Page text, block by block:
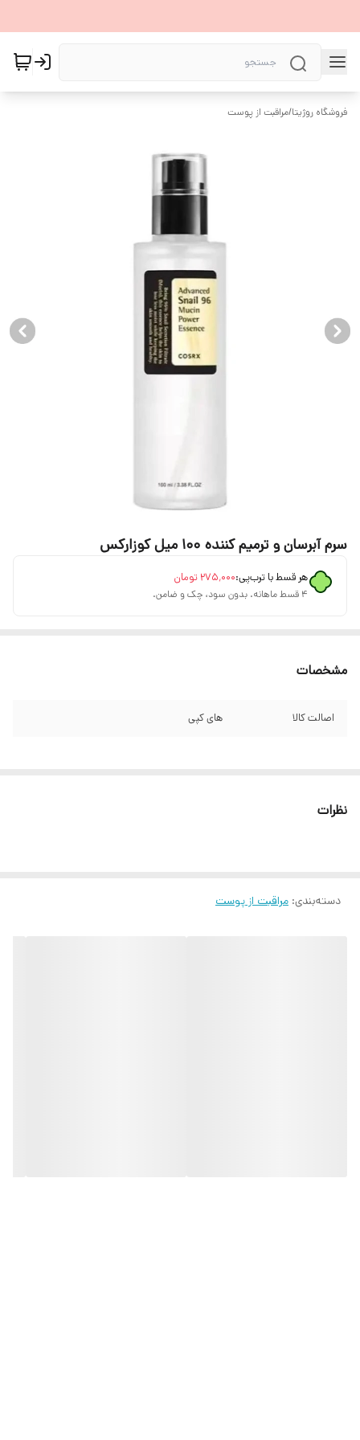
فروشگاه روژیتا/مراقبت از پوست
سرم آبرسان و ترمیم کننده ۱۰۰ میل کوزارکس
هر قسط با ترب‌پی:۲۷۵٬۰۰۰ تومان
۴ قسط ماهانه. بدون سود، چک و ضامن.
مشخصات
اصالت کالا های کپی
نظرات
دسته‌بندی: مراقبت از پوست